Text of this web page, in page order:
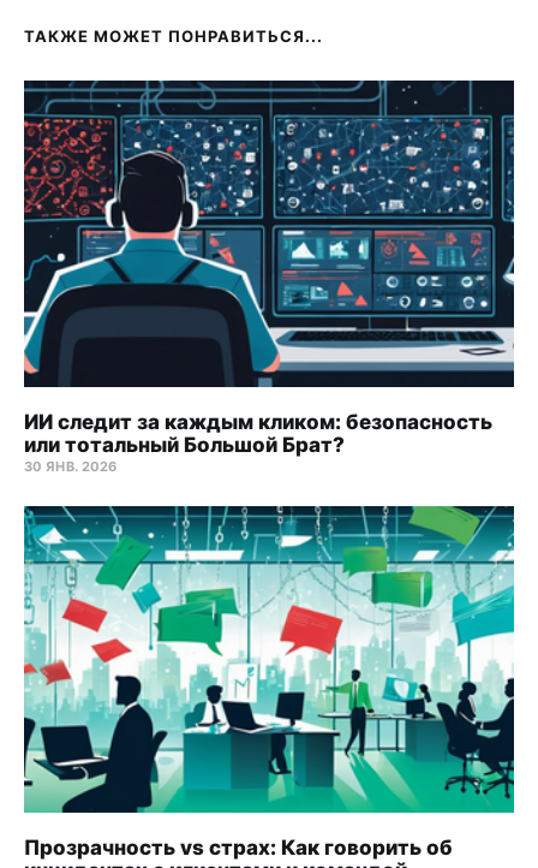
ТАКЖЕ МОЖЕТ ПОНРАВИТЬСЯ...
ИИ следит за каждым кликом: безопасность
или тотальный Большой Брат?
30 ЯНВ. 2026
Прозрачность vs страх: Как говорить об